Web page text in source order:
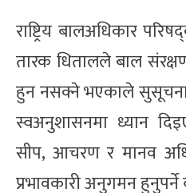
राष्ट्रिय बालअधिकार
तारक धितालले बाल
हुन नसक्ने भएकाले
स्वअनुशासनमा ध्यान
सीप, आचरण र मानव
प्रभावकारी अनुगमन हुनुपर्ने